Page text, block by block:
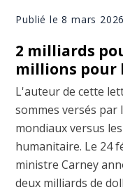
Publié le 8 mars 2026
2 milliards
millions
L'auteur de cette
sommes versés par
mondiaux versus
humanitaire. Le 24
ministre Carney
deux milliards de